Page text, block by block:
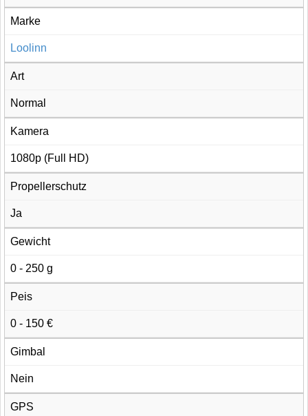
Marke
Loolinn
Art
Normal
Kamera
1080p (Full HD)
Propellerschutz
Ja
Gewicht
0 - 250 g
Peis
0 - 150 €
Gimbal
Nein
GPS